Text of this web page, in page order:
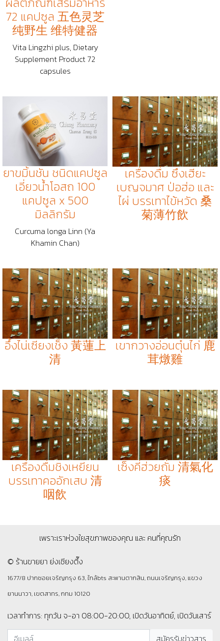
72 แคปซูล 五色灵芝
纯野生 维特健器
Vita Lingzhi plus, Dietary
Supplement Product 72
capsules
ยาขมิ้นชัน ชนิดแคปซูล
เอี่ยวน้ำโอสถ 100
แคปซูล x 500
มิลลิกรัม
Curcuma longa Linn (Ya
Khamin Chan)
เครื่องดื่ม ซึงเฮียะ
เบญจมาศ ป่อฮ่อ และ
ไผ่ บรรเทาไข้หวัด 桑
菊薄竹飲
อึ้งไน่เซียงเช็ง 黃蓮上
清
เขากวางอ่อนตุ๋นไก่ 鹿
茸燉雞
เครื่องดื่มชิงเหยียน
บรรเทาคออักเสบ 清
咽飲
เซ็งคี่ฮ่วยถั่ม 清氣化
痰
เพราะเราห่วงใยสุขภาพของคุณ และ คนที่คุณรัก
© ร้านขายยา ย่งเชียงตึ๊ง
1677/8 ปากซอยเจริญกรุง 63, ใกล้bts สะพานตากสิน, ถนนเจริญกรุง, แขวง
ยานนาวา, เขตสาทร, กทม 10120
เวลาทำการ: ทุกวัน จ-อา 08:00-20:00, เปิดวันอาทิตย์, เปิดวันเสาร์